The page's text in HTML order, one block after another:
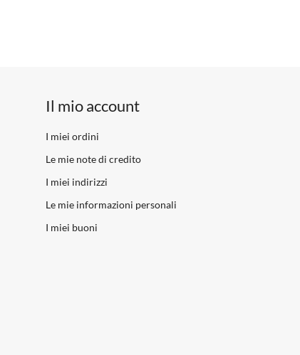
Il mio account
I miei ordini
Le mie note di credito
I miei indirizzi
Le mie informazioni personali
I miei buoni